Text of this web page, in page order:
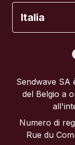
Italia
Sendwave SA
del Belgio a
Numero di
Rue du